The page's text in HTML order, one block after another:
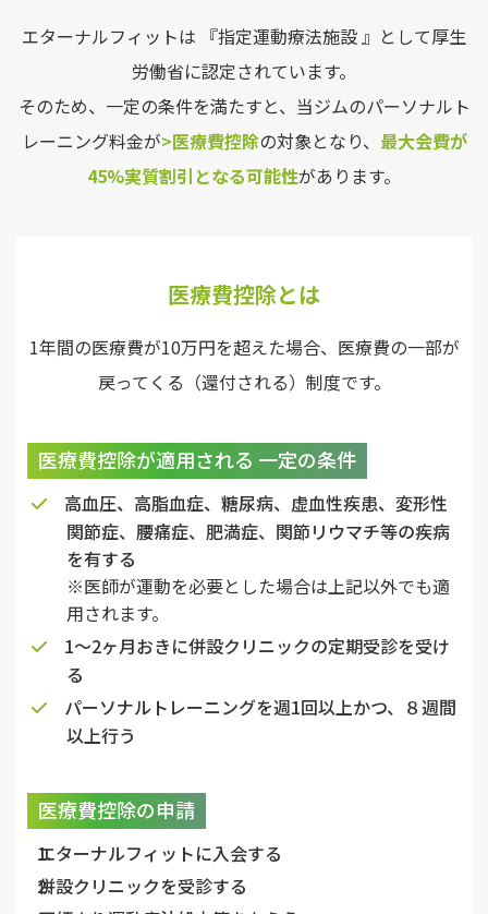
エターナルフィットは 『指定運動療法施設 』として厚生
労働省に認定されています。
そのため、一定の条件を満たすと、当ジムのパーソナルト
レーニング料金が>医療費控除の対象となり、 最大会費が
45%実質割引となる可能性があります。
医療費控除とは
1年間の医療費が10万円を超えた場合、医療費の一部が
戻ってくる（還付される）制度です。
医療費控除が適用される 一定の条件
高血圧、高脂血症、糖尿病、虚血性疾患、変形性
関節症、腰痛症、肥満症、関節リウマチ等の疾病
を有する
※医師が運動を必要とした場合は上記以外でも適
用されます。
1〜2ヶ月おきに併設クリニックの定期受診を受け
る
パーソナルトレーニングを週1回以上かつ、８週間
以上行う
医療費控除の申請
エターナルフィットに入会する
併設クリニックを受診する